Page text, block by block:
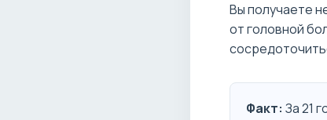
Вы получаете
от головной
Факт: За 21